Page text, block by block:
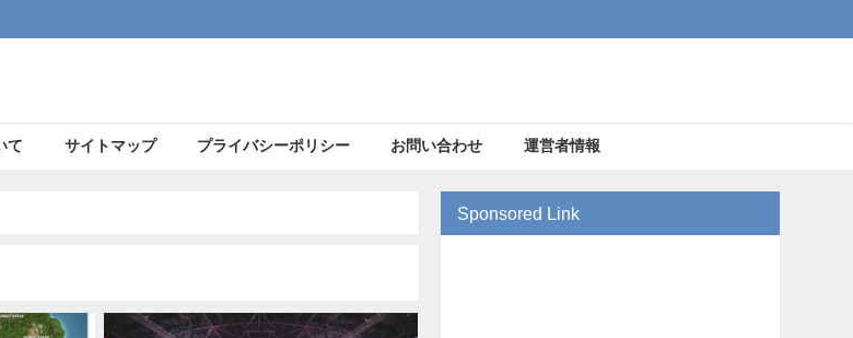
て サイトマップ プライバシーポリシー お問い合わせ 運営者情報
Sponsored Link